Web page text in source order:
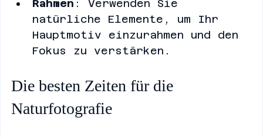
Betrachters zu führen.
Rahmen: Verwenden Sie
natürliche Elemente, um Ihr
Hauptmotiv einzurahmen und den
Die besten Zeiten für die